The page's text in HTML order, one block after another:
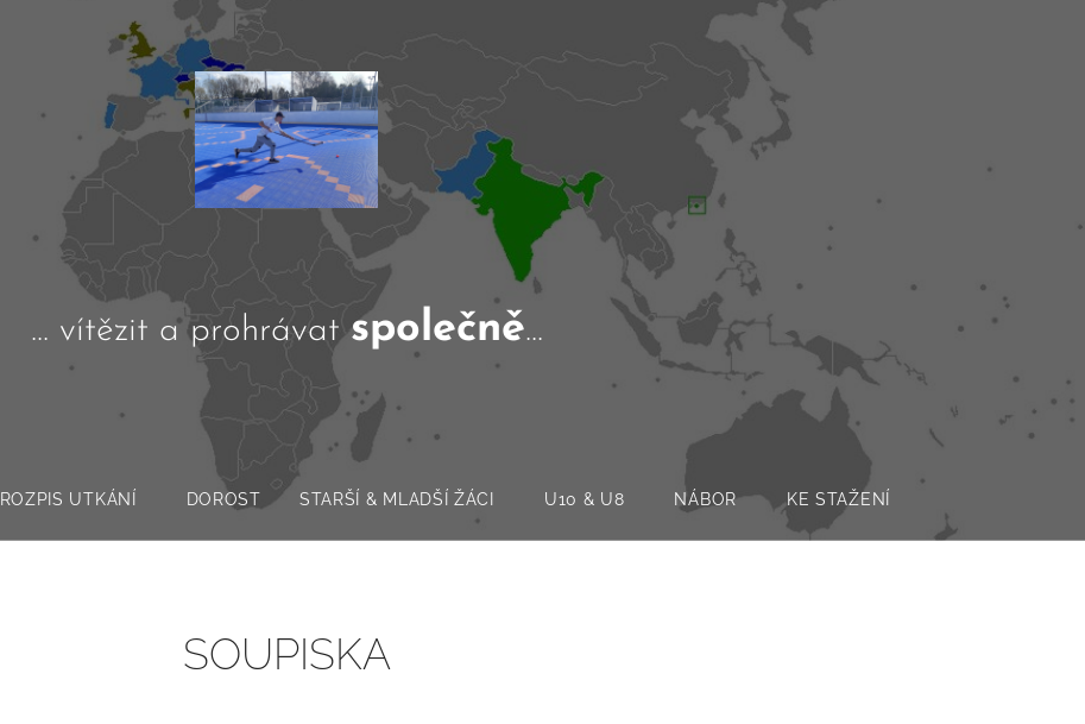
... vítězit a prohrávatspolečně...
ROZPIS UTKÁNÍ DOROST STARŠÍ & MLADŠÍ ŽÁCI U10 & U8 NÁBOR KE STAŽENÍ
SOUPISKA